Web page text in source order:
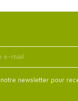
newsletter pour